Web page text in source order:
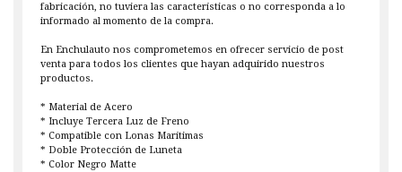
fabricación, no tuviera las características o no corresponda a lo
informado al momento de la compra.
En Enchulauto nos comprometemos en ofrecer servicio de post
venta para todos los clientes que hayan adquirido nuestros
productos.
* Material de Acero
* Incluye Tercera Luz de Freno
* Compatible con Lonas Marítimas
* Doble Protección de Luneta
* Color Negro Matte